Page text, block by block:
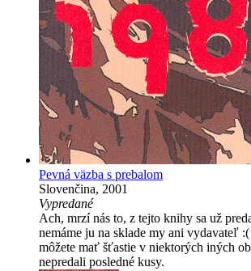
Pevná väzba s prebalom
Slovenčina, 2001
Vypredané
Ach, mrzí nás to, z tejto knihy sa už
nemáme ju na sklade my ani vydavateľ
môžete mať šťastie v niektorých iných
nepredali posledné kusy.